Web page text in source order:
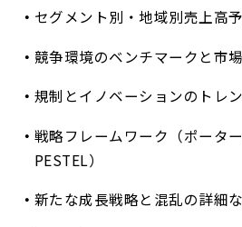
セグメント別・地域別売上高
競争環境のベンチマークと市
規制とイノベーションのトレ
戦略フレームワーク（ポータ
PESTEL）
新たな成長戦略と混乱の詳細